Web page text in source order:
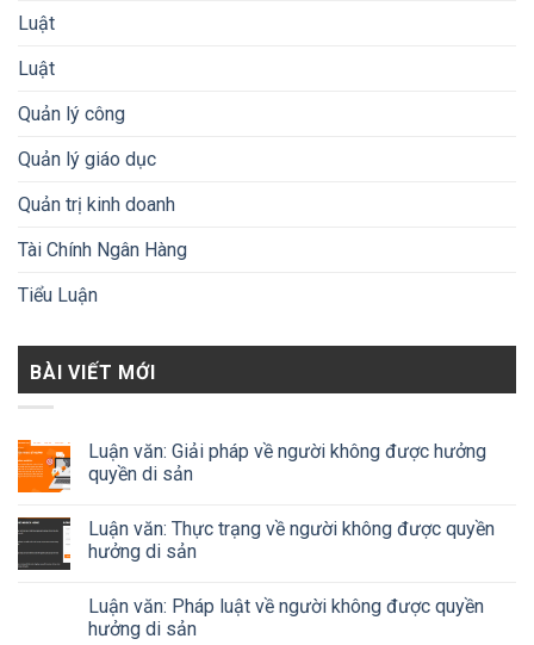
Luật
Luật
Quản lý công
Quản lý giáo dục
Quản trị kinh doanh
Tài Chính Ngân Hàng
Tiểu Luận
BÀI VIẾT MỚI
Luận văn: Giải pháp về người không được hưởng
quyền di sản
Luận văn: Thực trạng về người không được quyền
hưởng di sản
Luận văn: Pháp luật về người không được quyền
hưởng di sản